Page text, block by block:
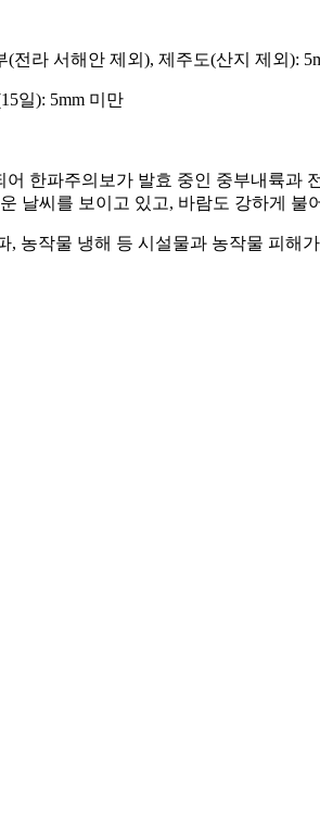
전라 서해안 제외), 제주도(산지 제외):
일): 5mm 미만
한파주의보가 발효 중인 중부내륙과
날씨를 보이고 있고, 바람도 강하게
농작물 냉해 등 시설물과 농작물 피해